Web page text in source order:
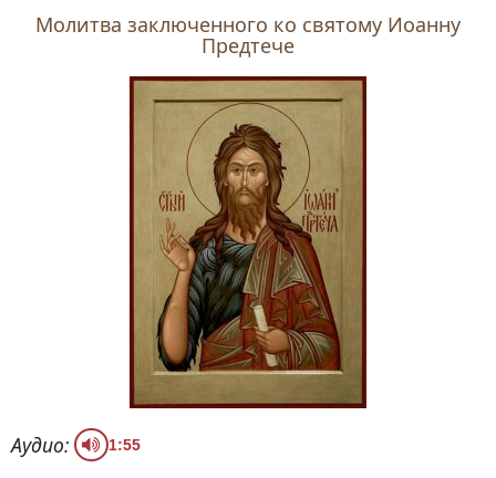
Молитва заключенного ко святому Иоанну
Предтече
Аудио: 1:55